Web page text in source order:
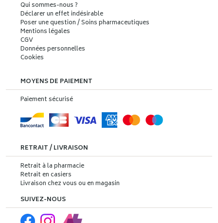
Qui sommes-nous ?
Déclarer un effet indésirable
Poser une question / Soins pharmaceutiques
Mentions légales
CGV
Données personnelles
Cookies
MOYENS DE PAIEMENT
Paiement sécurisé
RETRAIT / LIVRAISON
Retrait à la pharmacie
Retrait en casiers
Livraison chez vous ou en magasin
SUIVEZ-NOUS